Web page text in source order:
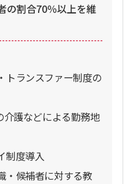
の割合70％以上を維
トランスファー制度の
介護などによる勤務地
制度導入
・候補者に対する教